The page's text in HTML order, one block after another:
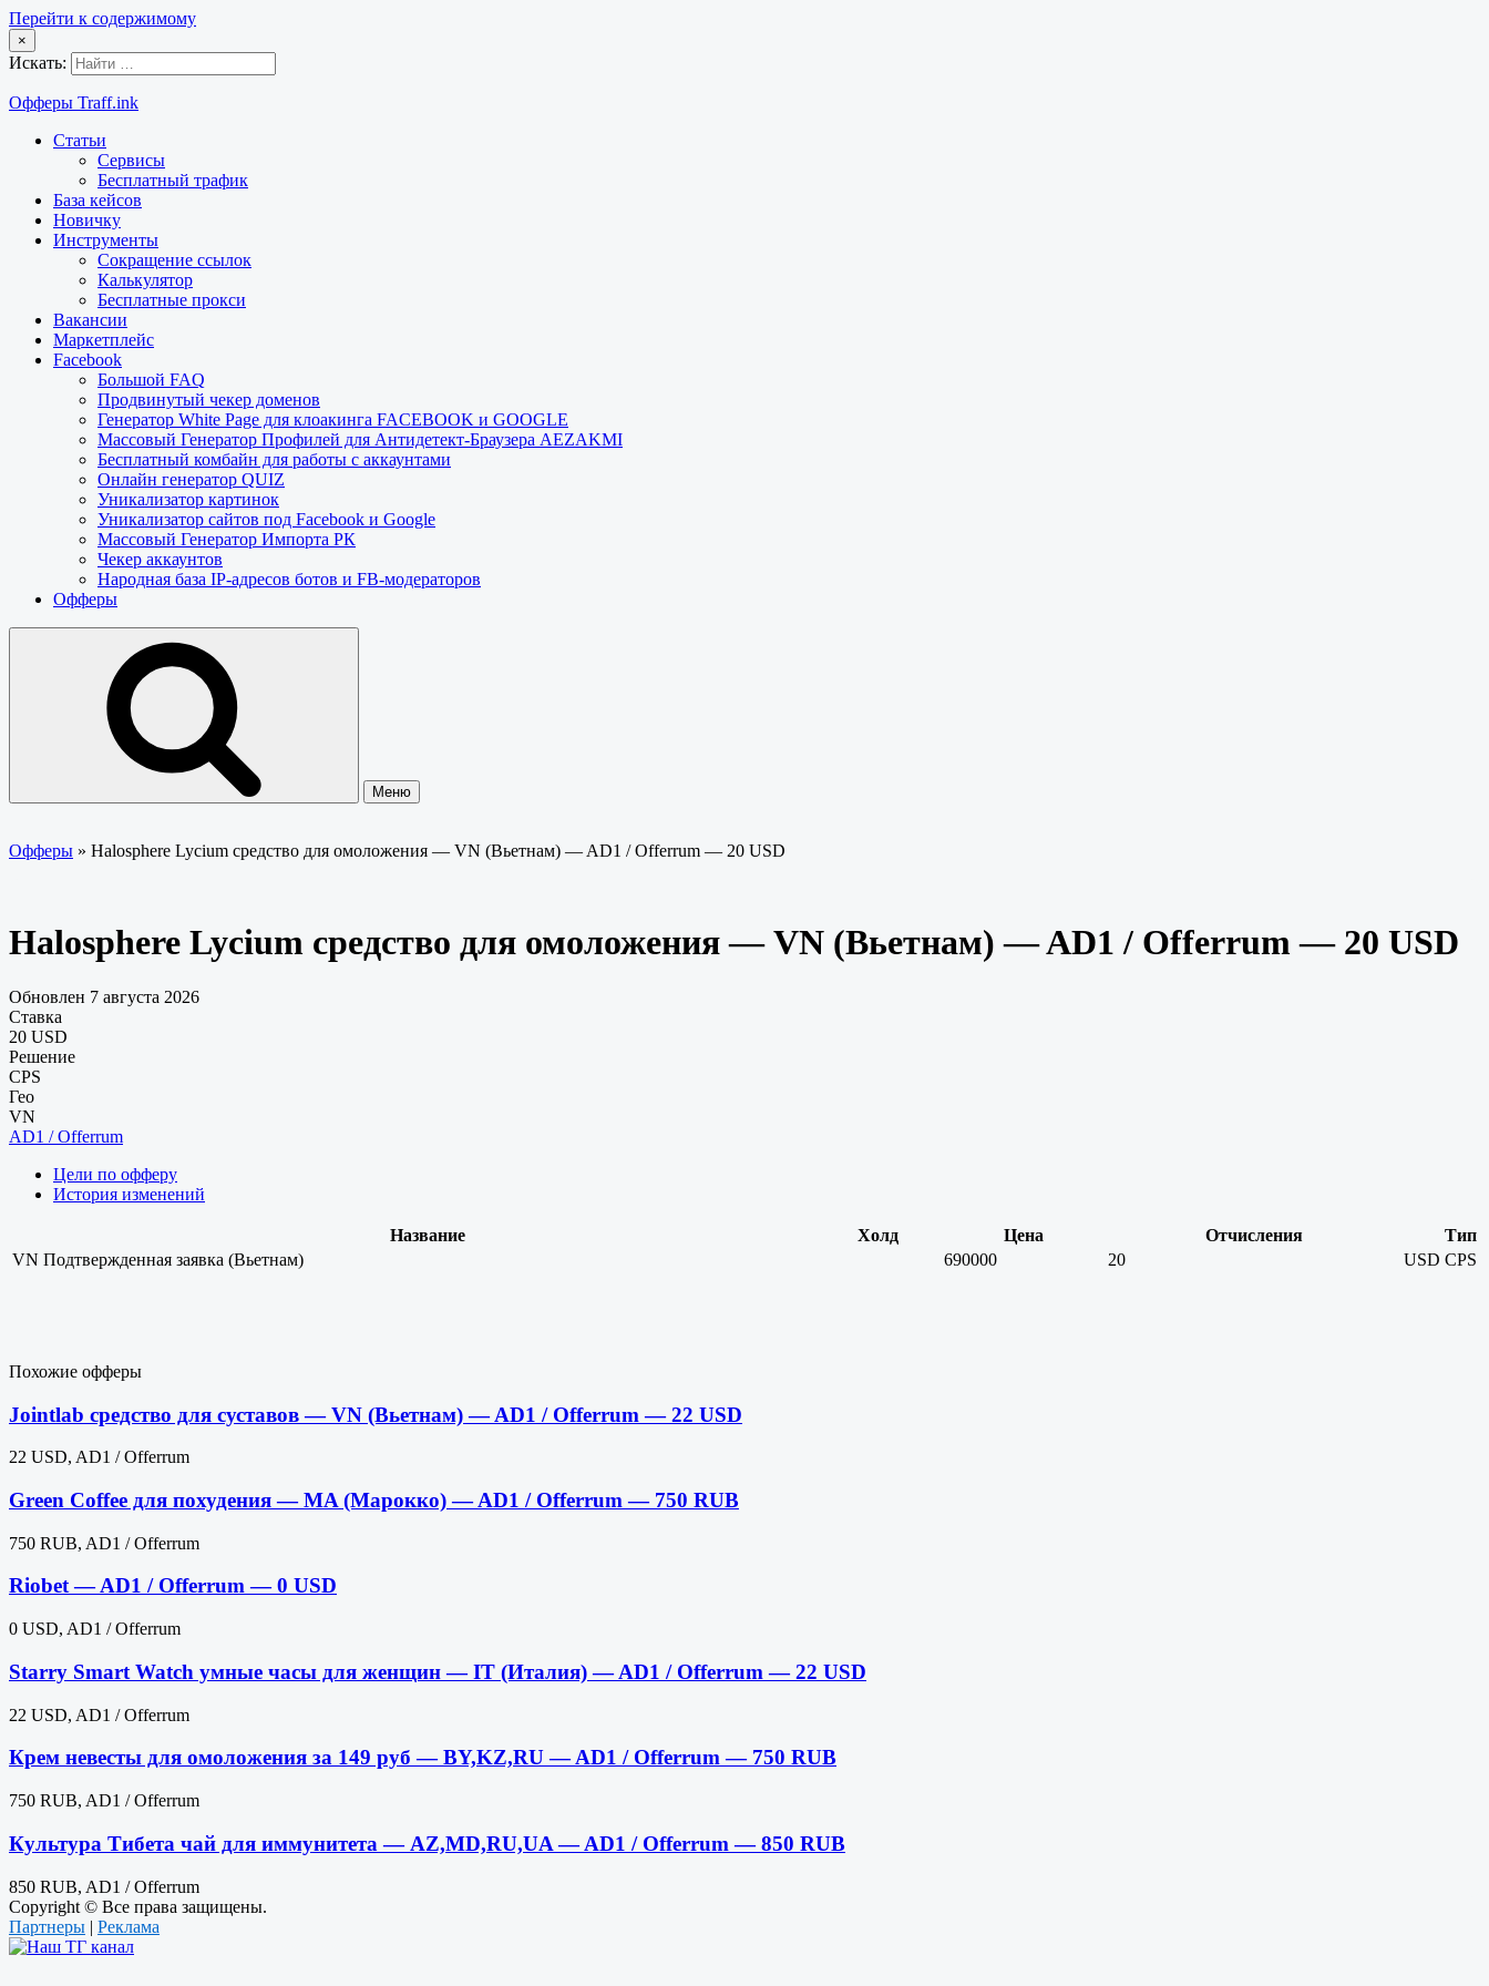
Перейти к содержимому
×
Искать:
Офферы Traff.ink
Статьи
Сервисы
Бесплатный трафик
База кейсов
Новичку
Инструменты
Сокращение ссылок
Калькулятор
Бесплатные прокси
Вакансии
Маркетплейс
Facebook
Большой FAQ
Продвинутый чекер доменов
Генератор White Page для клоакинга FACEBOOK и GOOGLE
Массовый Генератор Профилей для Антидетект-Браузера AEZAKMI
Бесплатный комбайн для работы с аккаунтами
Онлайн генератор QUIZ
Уникализатор картинок
Уникализатор сайтов под Facebook и Google
Массовый Генератор Импорта РК
Чекер аккаунтов
Народная база IP-адресов ботов и FB-модераторов
Офферы
Меню
Офферы » Halosphere Lycium средство для омоложения — VN (Вьетнам) — AD1 / Offerrum — 20 USD
Halosphere Lycium средство для омоложения — VN (Вьетнам) — AD1 / Offerrum — 20 USD
Обновлен 7 августа 2026
Ставка
20 USD
Решение
CPS
Гео
VN
AD1 / Offerrum
Цели по офферу
История изменений
Название Холд Цена Отчисления
Тип
VN Подтвержденная заявка (Вьетнам) 690000 20 USD CPS
Похожие офферы
Jointlab средство для суставов — VN (Вьетнам) — AD1 / Offerrum — 22 USD
22 USD, AD1 / Offerrum
Green Coffee для похудения — MA (Марокко) — AD1 / Offerrum — 750 RUB
750 RUB, AD1 / Offerrum
Riobet — AD1 / Offerrum — 0 USD
0 USD, AD1 / Offerrum
Starry Smart Watch умные часы для женщин — IT (Италия) — AD1 / Offerrum — 22 USD
22 USD, AD1 / Offerrum
Крем невесты для омоложения за 149 руб — BY,KZ,RU — AD1 / Offerrum — 750 RUB
750 RUB, AD1 / Offerrum
Культура Тибета чай для иммунитета — AZ,MD,RU,UA — AD1 / Offerrum — 850 RUB
850 RUB, AD1 / Offerrum
Copyright © Все права защищены.
Партнеры | Реклама